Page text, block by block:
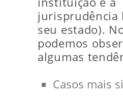
jurisprudência
seu estado).
podemos
algumas
Casos mais